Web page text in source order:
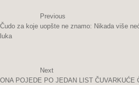
Previous
Čudo za koje uopšte ne znamo: Nikada više
luka
Next
ONA POJEDE PO JEDAN LIST ČUVARKUĆE